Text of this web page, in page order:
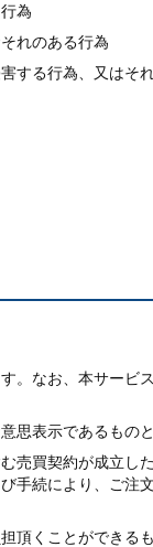
為
れのある行為
する行為、又はそ
なお、本サー
表示であるもの
買契約が成立し
続により、ご注
くことができる